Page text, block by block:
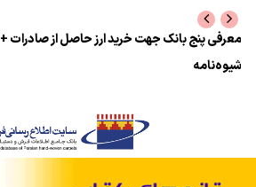
معرفی پنج بانک جهت خرید ارز حاصل از صادرات +
شیوه‌نامه